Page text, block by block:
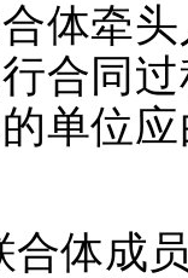
体牵
合同
单位
合体成